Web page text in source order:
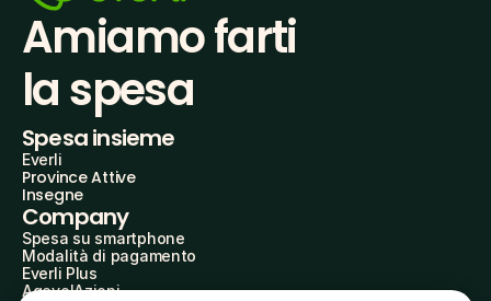
Amiamo farti
la spesa
Spesa insieme
Everli
Province Attive
Insegne
Company
Spesa su smartphone
Modalità di pagamento
Everli Plus
AgevolAzioni